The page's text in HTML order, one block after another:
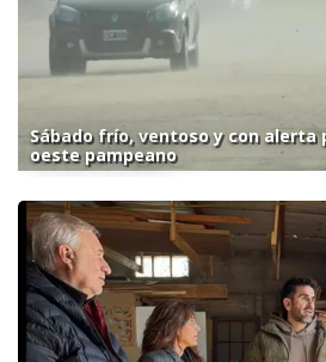
Sábado frío, ventoso y con alerta
oeste pampeano